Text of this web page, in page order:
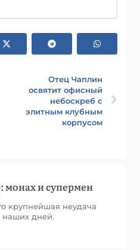
Отец Чаплин
освятит офисный
небоскреб с
элитным клубным
корпусом
и супермен
крупнейшая неудача
наших дней.